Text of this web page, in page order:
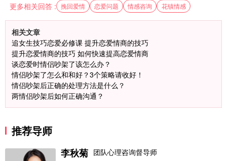
更多相关回答 : 挽回爱情 恋爱问题 情感咨询 花镇情感
相关文章
追女生技巧恋爱必修课 提升恋爱情商的技巧
提升恋爱情商的技巧 如何快速提高恋爱情商
谈恋爱时情侣吵架了该怎么办？
情侣吵架了怎么和和好？3个策略请收好！
情侣吵架后正确的处理方法是什么？
两情侣吵架后如何正确沟通？
推荐导师
李秋菊 团队心理咨询督导师